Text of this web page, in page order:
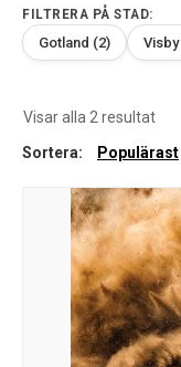
FILTRERA PÅ STAD:
Gotland (2)
Visar alla 2 resultat
Sortera: Populärast